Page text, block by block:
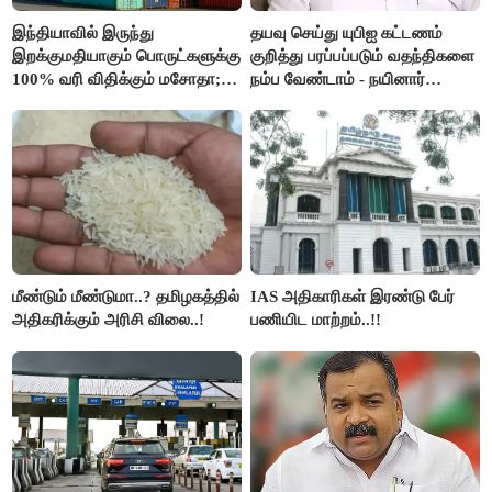
இந்தியாவில் இருந்து
இறக்குமதியாகும் பொருட்களுக்கு
100% வரி விதிக்கும் மசோதா;
தயவு செய்து யுபிஐ கட்டணம்
குறித்து பரப்பப்படும் வதந்திகளை
நம்ப வேண்டாம் - நயினார்
மீண்டும் மீண்டுமா..? தமிழகத்தில்
அதிகரிக்கும் அரிசி விலை..!
IAS அதிகாரிகள் இரண்டு பேர்
பணியிட மாற்றம்..!!